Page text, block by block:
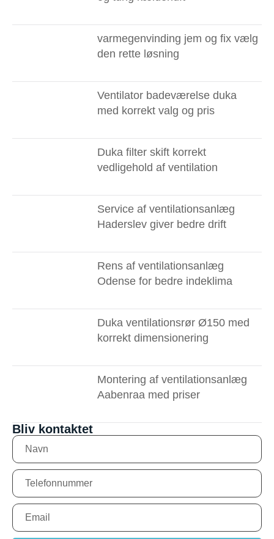
varmegenvinding jem og fix vælg
den rette løsning
Ventilator badeværelse duka
med korrekt valg og pris
Duka filter skift korrekt
vedligehold af ventilation
Service af ventilationsanlæg
Haderslev giver bedre drift
Rens af ventilationsanlæg
Odense for bedre indeklima
Duka ventilationsrør Ø150 med
korrekt dimensionering
Montering af ventilationsanlæg
Aabenraa med priser
Bliv kontaktet